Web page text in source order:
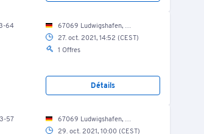
64
67069 Ludwigshafen, Nordring 46/ Fuhrpark
27. oct. 2021, 14:52 (CEST)
1 Offres
Détails
57
67069 Ludwigshafen, Nordring 46/ Fuhrpark
29. oct. 2021, 10:00 (CEST)